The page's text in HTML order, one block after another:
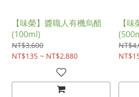
【味榮】醬職人有機烏醋
(100ml)
NT$3,600
NT$135 ~ NT$2,880
【